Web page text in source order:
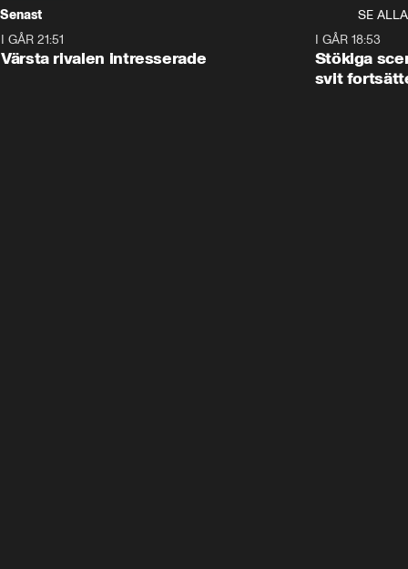
Senast
SE ALLA
I GÅR 21:51
Värsta rivalen intresserade
I GÅR 18:53
Stökiga
svit